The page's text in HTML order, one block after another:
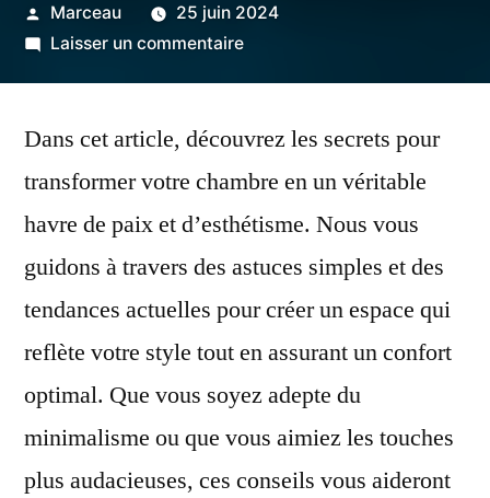
Publié
par
Marceau
25 juin 2024
Laisser un commentairesur
la
esthétique
d’une
chambre
Dans cet article, découvrez les secrets pour
transformer votre chambre en un véritable
havre de paix et d’esthétisme. Nous vous
guidons à travers des astuces simples et des
tendances actuelles pour créer un espace qui
reflète votre style tout en assurant un confort
optimal. Que vous soyez adepte du
minimalisme ou que vous aimiez les touches
plus audacieuses, ces conseils vous aideront